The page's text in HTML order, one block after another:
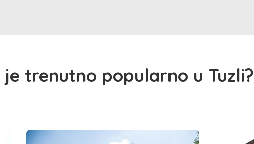
je trenutno popularno u Tuzli?